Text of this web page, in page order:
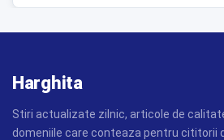
Harghita
Stiri actualizate zilnic, articole de
domeniile care conteaza pentru cititorii